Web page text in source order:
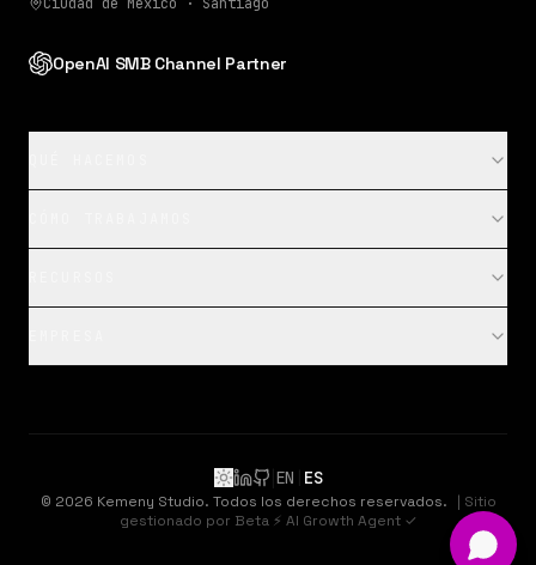
OpenAI SMB Channel Partner
LinkedIn
GitHub
EN ES
© 2026 Kemeny Studio. Todos los derechos reservados.
| Sitio
gestionado por Beta ⚡ AI Growth Agent ✓